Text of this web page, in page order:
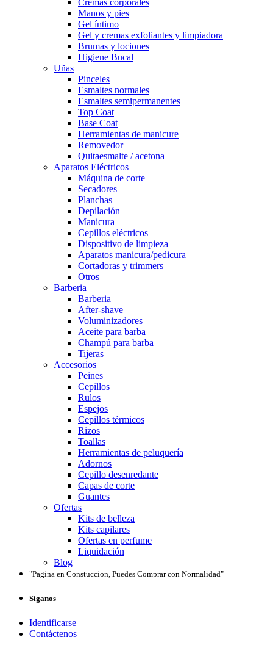
Cremas corporales
Manos y pies
Gel íntimo
Gel y cremas exfoliantes y limpiadora
Brumas y lociones
Higiene Bucal
Uñas
Pinceles
Esmaltes normales
Esmaltes semipermanentes
Top Coat
Base Coat
Herramientas de manicure
Removedor
Quitaesmalte / acetona
Aparatos Eléctricos
Máquina de corte
Secadores
Planchas
Depilación
Manicura
Cepillos eléctricos
Dispositivo de limpieza
Aparatos manicura/pedicura
Cortadoras y trimmers
Otros
Barberia
Barberia
After-shave
Voluminizadores
Aceite para barba
Champú para barba
Tijeras
Accesorios
Peines
Cepillos
Rulos
Espejos
Cepillos térmicos
Rizos
Toallas
Herramientas de peluquería
Adornos
Cepillo desenredante
Capas de corte
Guantes
Ofertas
Kits de belleza
Kits capilares
Ofertas en perfume
Liquidación
Blog
"Pagina en Constuccion, Puedes Comprar con Normalidad"
Síganos
Identificarse
Contáctenos